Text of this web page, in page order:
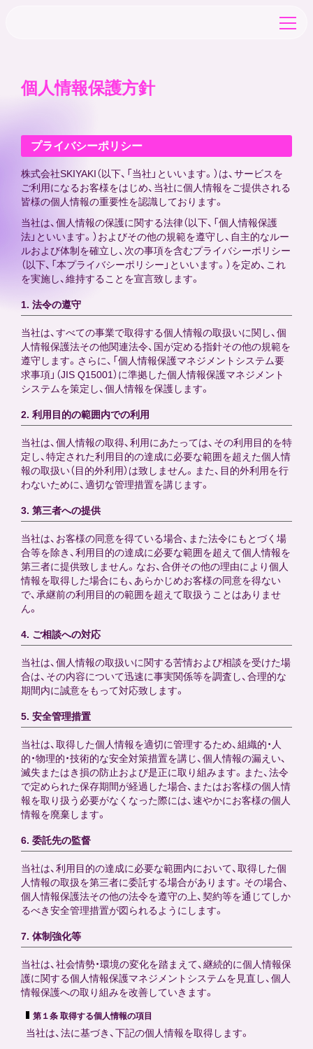
TOP
NEWS
SCHEDULE
CHARACTER
CAST&STAFF
STORY
DISCOGRAPHY
CONTACT
FANCLUB
Official SNS
個人情報保護方針
プライバシーポリシー
株式会社SKIYAKI（以下、「当社」といいます。）は、サービスを
ご利用になるお客様をはじめ、当社に個人情報をご提供される
皆様の個人情報の重要性を認識しております。
当社は、個人情報の保護に関する法律（以下、「個人情報保護
法」といいます。）およびその他の規範を遵守し、自主的なルー
ルおよび体制を確立し、次の事項を含むプライバシーポリシー
（以下、「本プライバシーポリシー」といいます。）を定め、これ
を実施し、維持することを宣言致します。
1. 法令の遵守
当社は、すべての事業で取得する個人情報の取扱いに関し、個
人情報保護法その他関連法令、国が定める指針その他の規範を
遵守します。さらに、「個人情報保護マネジメントシステム要
求事項」（JIS Q15001）に準拠した個人情報保護マネジメント
システムを策定し、個人情報を保護します。
2. 利用目的の範囲内での利用
当社は、個人情報の取得、利用にあたっては、その利用目的を特
定し、特定された利用目的の達成に必要な範囲を超えた個人情
報の取扱い（目的外利用）は致しません。また、目的外利用を行
わないために、適切な管理措置を講じます。
3. 第三者への提供
当社は、お客様の同意を得ている場合、また法令にもとづく場
合等を除き、利用目的の達成に必要な範囲を超えて個人情報を
第三者に提供致しません。なお、合併その他の理由により個人
情報を取得した場合にも、あらかじめお客様の同意を得ない
で、承継前の利用目的の範囲を超えて取扱うことはありませ
ん。
4. ご相談への対応
当社は、個人情報の取扱いに関する苦情および相談を受けた場
合は、その内容について迅速に事実関係等を調査し、合理的な
期間内に誠意をもって対応致します。
5. 安全管理措置
当社は、取得した個人情報を適切に管理するため、組織的・人
的・物理的・技術的な安全対策措置を講じ、個人情報の漏えい、
滅失またはき損の防止および是正に取り組みます。また、法令
で定められた保存期間が経過した場合、またはお客様の個人情
報を取り扱う必要がなくなった際には、速やかにお客様の個人
情報を廃棄します。
6. 委託先の監督
当社は、利用目的の達成に必要な範囲内において、取得した個
人情報の取扱を第三者に委託する場合があります。その場合、
個人情報保護法その他の法令を遵守の上、契約等を通じてしか
るべき安全管理措置が図られるようにします。
7. 体制強化等
当社は、社会情勢・環境の変化を踏まえて、継続的に個人情報保
護に関する個人情報保護マネジメントシステムを見直し、個人
情報保護への取り組みを改善していきます。
第１条 取得する個人情報の項目
当社は、法に基づき、下記の個人情報を取得します。